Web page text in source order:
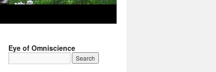
Eye of Omniscience